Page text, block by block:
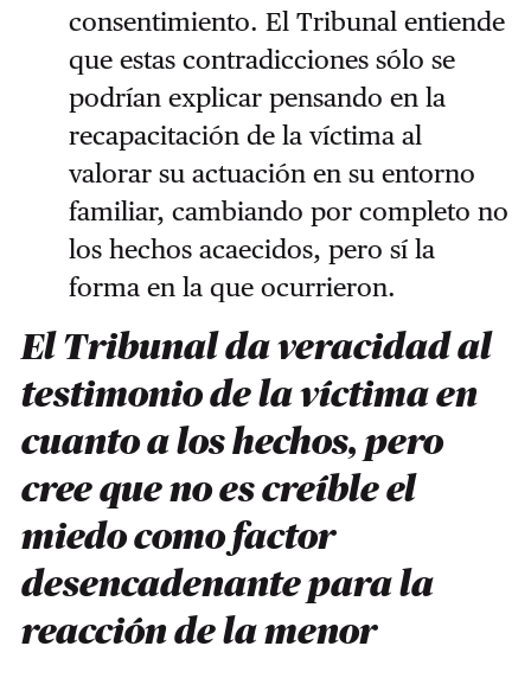
consentimiento. El Tribunal entiende
que estas contradicciones sólo se
podrían explicar pensando en la
recapacitación de la víctima al
valorar su actuación en su entorno
familiar, cambiando por completo no
los hechos acaecidos, pero sí la
forma en la que ocurrieron.
El Tribunal da veracidad al
testimonio de la víctima en
cuanto a los hechos, pero
cree que no es creíble el
miedo como factor
desencadenante para la
reacción de la menor